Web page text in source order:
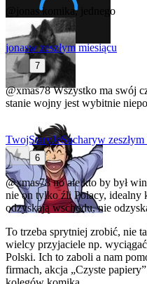
komika, jednego
jonasw zeszłym miesiącu
7
@xmas78Wszystko ma swój
stanie wojny jest wybitnie
TwojStaryJeSucharyw
6
@xmas78no ale kto by był
nie on tylko źli Polacy, idealny
odzyskają wschodu, nie
To trzeba sprytniej zrobić, nie
wielcy przyjaciele np.
Polski. Ich to zaboli a nam
firmach, akcja „Czyste